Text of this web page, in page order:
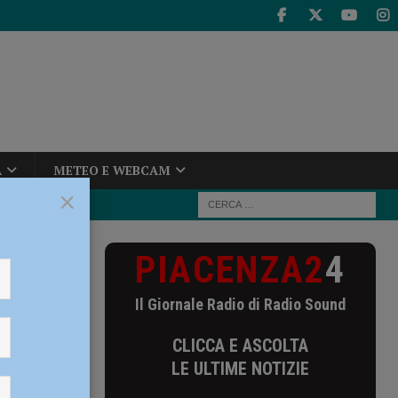
METEO E WEBCAM
ore
lungo
PIACENZA24
Il Giornale Radio di Radio Sound
CLICCA E ASCOLTA
LE ULTIME NOTIZIE
×